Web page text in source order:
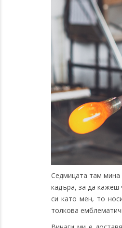
Седмицата там мина
кадъра, за да кажеш
си като мен, то
толкова